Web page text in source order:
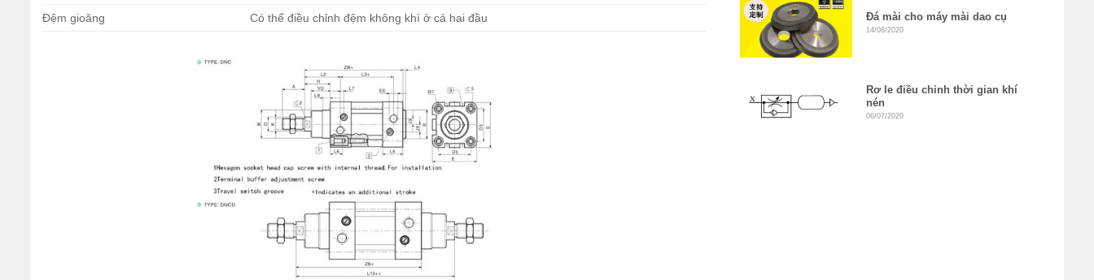
Đệm gioăng Có thể điều chỉnh đệm không khí ở cả hai đầu Đá mài cho máy mài dao cụ
14/08/2020
Rơ le điều chỉnh thời gian khí
nén
06/07/2020